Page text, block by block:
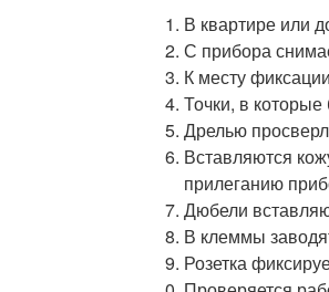
В квартире или
С прибора
К месту
Точки, в
Дрелью
Вставляются
прилеганию
Дюбели
В клеммы
Розетка